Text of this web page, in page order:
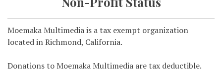
Moemaka Multimedia is a tax exempt organization
located in Richmond, California.
Donations to Moemaka Multimedia are tax deductible.